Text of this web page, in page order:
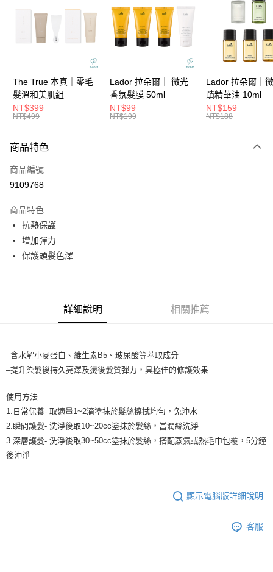
NT$466 21家銀行
合作金庫商業銀行
第一商業銀行
華南商業銀行
彰化商業銀行
兆豐國際商業銀行
臺灣中小企業銀行
台中商業銀行
匯豐（台灣）商業銀行
華泰商業銀行
聯邦商業銀行
元大商業銀行
台灣樂天信用卡公司
6 期 0 利率 每期 NT$233 21家銀行
合作金庫商業銀行
第一商業銀行
台北富邦商業銀行
國泰世華商業銀行
兆豐國際商業銀行
臺灣中小企業銀行
台中商業銀行
匯豐（台灣）商業銀行
聯邦商業銀行
玉山商業銀行
台灣樂天信用卡公司
超商取貨付款
Apple Pay
街口支付
相關說明
【大哥付你分期使用說明】
2.付款方式選擇「大哥付你分期」，訂單成立後會自動跳轉到大哥付的交易
流程，驗證手機門號後，選擇欲分期的期數、繳款截止日，確認付款後即完
成交易。
3.實際核准額度、可分期數及費用金額請依後續交易確認頁面所載為準。
4.訂單成立30分鐘內，如未前往確認交易或遇審核未通過，訂單將自動取
【注意事項】
用戶於交易時，得透過本服務購買商品或服務，並由商店將買賣／分期付款
2.基於同意付款使用「大哥付你分期」之契約關係目的，商店將以您的個人
資料（包含姓名、電話或地址）提供予台灣大哥大進項蒐集、處理及利用，
由本公司與您本人進行分期帳單所需資料之確認、核對及更正。
3.完整用戶服務條款，請詳閱以下連結：https://oppay.tw/userRule
運送方式
全家取貨付款
每筆NT$65，滿NT$1,699(含以上)免運費
7-11取貨付款
宅配
宅配-離島
每筆NT$100
The True 本真｜零毛
髮溫和美肌組
NT$399
NT$499
Lador 拉朵爾｜ 微光
香氛髮膜 50ml
NT$99
NT$199
Lador 拉朵爾｜
蹟精華油 10ml
NT$159
NT$188
商品特色
商品編號
9109768
商品特色
抗熱保護
增加彈力
保護頭髮色澤
詳細說明 相關推薦
–含水解小麥蛋白、維生素B5、玻尿酸等萃取成分
–提升染髮後持久亮澤及燙後髮質彈力，具極佳的修護效果
使用方法
1.日常保養- 取適量1~2滴塗抹於髮絲擦拭均勻，免沖水
2.瞬間護髮- 洗淨後取10~20cc塗抹於髮絲，當潤絲洗淨
3.深層護髮- 洗淨後取30~50cc塗抹於髮絲，搭配蒸氣或熱毛巾包覆，5分鐘
後沖淨
顯示電腦版詳細說明
客服